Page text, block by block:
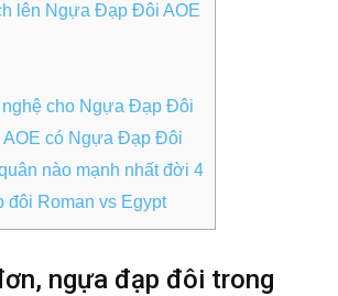
lên Ngựa Đạp Đôi AOE
nghệ cho Ngựa Đạp Đôi
AOE có Ngựa Đạp Đôi
nào mạnh nhất đời 4
đôi Roman vs Egypt
ngựa đạp đôi trong